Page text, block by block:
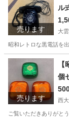
売ります
ル
大
昭和レトロな黒電話を
岡山 岡山市
売ります
個
＋
イ
西
ご覧いただきありがと